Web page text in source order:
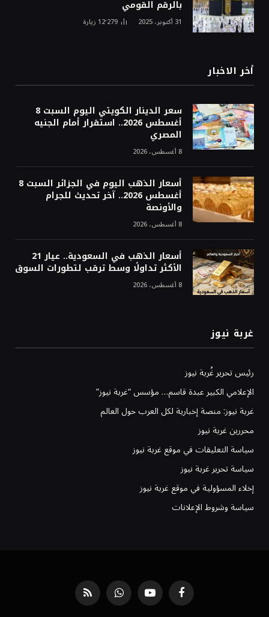
بالرقم القومي
31 أكتوبر، 2025 12٬279 زيارة
أخر الاخبار
سعر الدينار الكويتي اليوم السبت 8
أغسطس 2026.. استقرار أمام الجنيه
المصري
8 أغسطس، 2026
أسعار الذهب اليوم في الجزائر السبت 8
أغسطس 2026.. آخر تحديث للجرام
والأونصة
8 أغسطس، 2026
أسعار الذهب في السعودية.. عيار 21
الأكثر تداولًا وسط ترقب لتطورات السوق
8 أغسطس، 2026
غربة نيوز
رئيس تحرير غُربة نيوز
الإعلامي الكبير عبدة قاسم… مؤسس “غربة نيوز”
غربة نيوز: منصة إخبارية لكل العرب حول العالم
محررين غربة نيوز
سياسة التعليقات في موقع غربة نيوز
سياسة تحرير غربة نيوز
إخلاء المسؤولية في موقع غربة نيوز
سياسة وشروط الإعلانات
فيسبوك يوتيوب واتساب RSS